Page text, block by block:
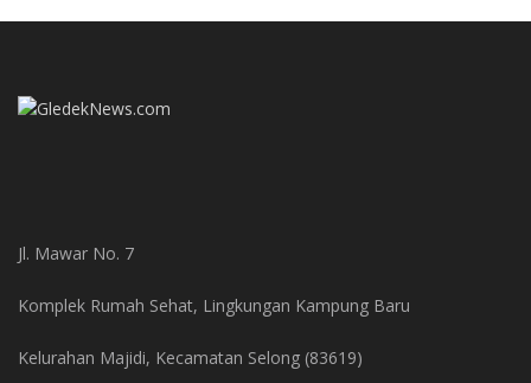
Jl. Mawar No. 7
Komplek Rumah Sehat, Lingkungan Kampung Baru
Kelurahan Majidi, Kecamatan Selong (83619)